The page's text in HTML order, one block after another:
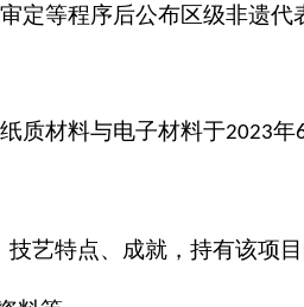
定等程序后公布区级非遗代
质材料与电子材料于2023年
技艺特点、成就，持有该项